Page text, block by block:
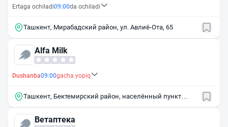
Ertaga ochiladi09:00da ochiladi
Ташкент, Мирабадский район, ул. Авлиё-Ота, 65
Alfa Milk
Dushanba09:00gacha yopiq
Ташкент, Бектемирский район, населённый пункт
Ветаптека